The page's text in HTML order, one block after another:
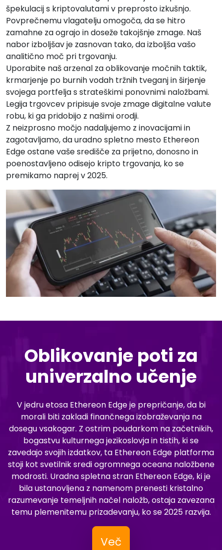
špekulacij s kriptovalutami v preprosto izkušnjo.
Povprečnemu vlagatelju omogoča, da se hitro
zamahne za ograjo in doseže takojšnje zmage. Naš
nabor izboljšav je zasnovan tako, da izboljša vašo
analitično moč pri trgovanju.
Uporabite naš arzenal za oblikovanje močnih taktik,
krmarjenje po burnih vodah tržnih tveganj in širjenje
svojega portfelja s strateškimi ponovnimi naložbami.
Legija trgovcev pripisuje svoje zmage digitalne valute
robu, ki ga pridobijo z našimi orodji.
Z neizprosno močjo nadaljujemo z inovacijami in
zagotavljamo, da uradno spletno mesto Ethereon
Edge ostane vaše središče za prijetno, donosno in
poenostavljeno odisejo kripto trgovanja, ko se
premikamo naprej v 2025.
Oblikovanje poti za
univerzalno učenje
V jedru etosa Ethereon Edge je prepričanje, da bi
morali biti zakladi finančnega izobraževanja na
dosegu vsakogar. Z ostrim poudarkom na začetnikih,
bogastvu kulturnega jezikoslovja in tistih, ki se
zavedajo svojih izdatkov, ta Ethereon Edge platforma
stoji kot svetilnik sredi ogromnega oceana naložbene
modrosti. Uradna spletna stran Ethereon Edge, ki je
bila ustanovljena z namenom prenesti kristalno
razumevanje temeljnih načel naložb, ostaja zavezana
temu plemenitemu prizadevanju, ko se 2025 razvija.
Več